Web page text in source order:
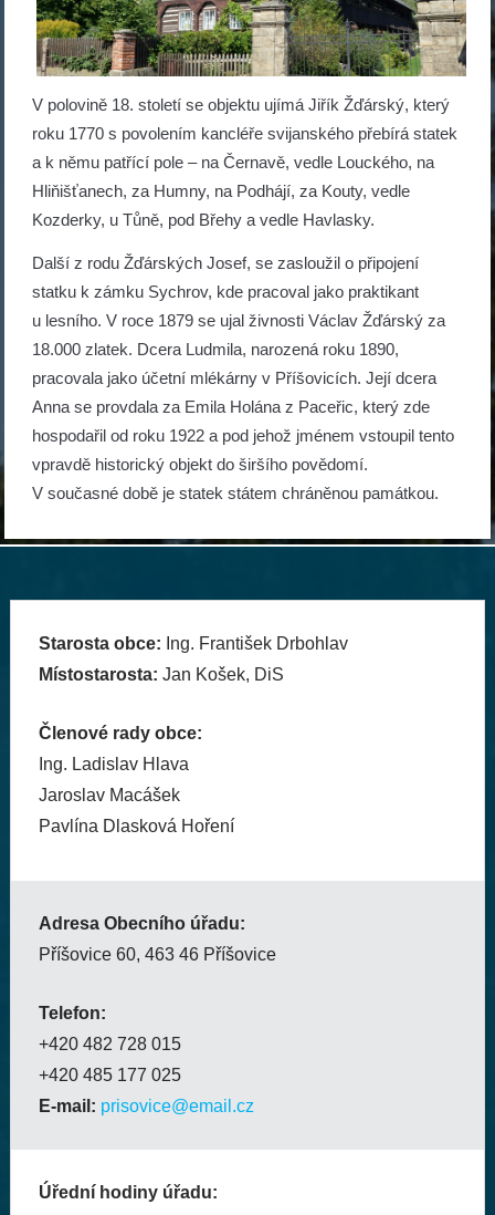
V polovině 18. století se objektu ujímá Jiřík Žďárský, který
roku 1770 s povolením kancléře svijanského přebírá statek
a k němu patřící pole – na Černavě, vedle Louckého, na
Hliňišťanech, za Humny, na Podhájí, za Kouty, vedle
Kozderky, u Tůně, pod Břehy a vedle Havlasky.
Další z rodu Žďárských Josef, se zasloužil o připojení
statku k zámku Sychrov, kde pracoval jako praktikant
u lesního. V roce 1879 se ujal živnosti Václav Žďárský za
18.000 zlatek. Dcera Ludmila, narozená roku 1890,
pracovala jako účetní mlékárny v Příšovicích. Její dcera
Anna se provdala za Emila Holána z Paceřic, který zde
hospodařil od roku 1922 a pod jehož jménem vstoupil tento
vpravdě historický objekt do širšího povědomí.
V současné době je statek státem chráněnou památkou.
Starosta obce: Ing. František Drbohlav
Místostarosta: Jan Košek, DiS
Členové rady obce:
Ing. Ladislav Hlava
Jaroslav Macášek
Pavlína Dlasková Hoření
Adresa Obecního úřadu:
Příšovice 60, 463 46 Příšovice
Telefon:
+420 482 728 015
+420 485 177 025
E-mail: prisovice@email.cz
Úřední hodiny úřadu: